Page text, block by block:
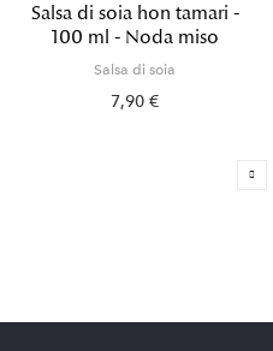
Salsa di soia hon tamari -
100 ml - Noda miso
Salsa di soia
7,90 €